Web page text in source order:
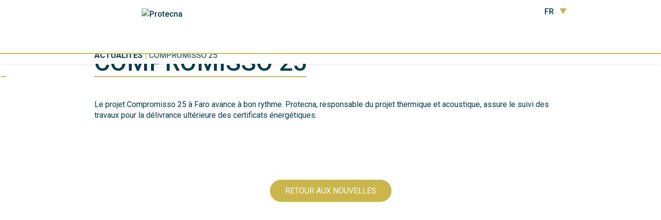
FR
ACTUALITÉS |COMPROMISSO 25
COMPROMISSO 25
Le projet Compromisso 25 à Faro avance à bon rythme. Protecna, responsable du projet thermique et acoustique, assure le suivi des
travaux pour la délivrance ultérieure des certificats énergétiques.
RETOUR AUX NOUVELLES